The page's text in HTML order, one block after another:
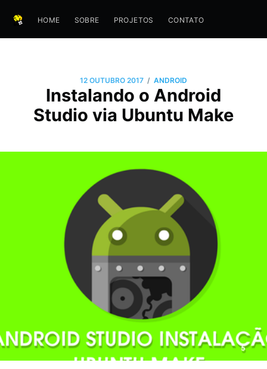
HOME SOBRE PROJETOS CONTATO
12 OUTUBRO 2017 / ANDROID
Instalando o Android
Studio via Ubuntu Make